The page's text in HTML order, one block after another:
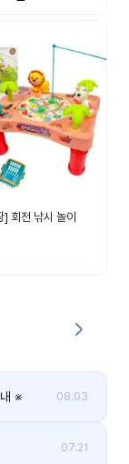
] 회전 낚시 놀이
※ 08.03
07.21